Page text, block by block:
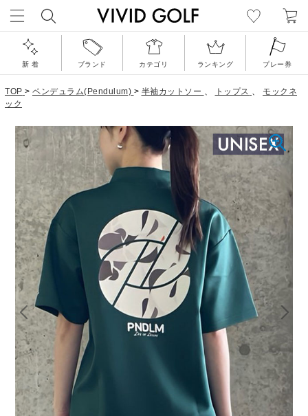
新 着 ブランド カテゴリ ランキング プレー券
TOP > ペンデュラム(Pendulum) > 半袖カットソー 、 トップス 、 モックネ
ック